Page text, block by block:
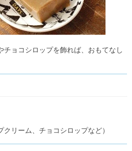
チョコシロップを飾れば、おもてなし
リーム、チョコシロップなど）